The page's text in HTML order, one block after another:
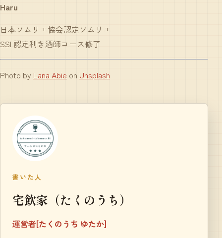
Haru
日本ソムリエ協会認定ソムリエ
SSI 認定利き酒師コース修了
Photo by Lana Abie on Unsplash
書いた人
宅飲家（たくのうち）
運営者[たくのうち ゆたか]